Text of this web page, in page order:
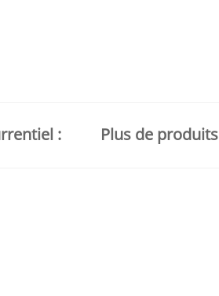
: Plus de produits